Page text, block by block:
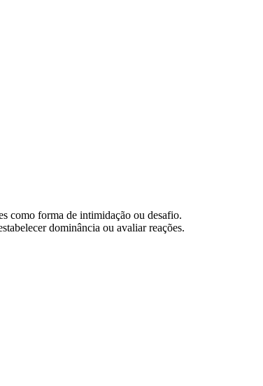
como forma de intimidação ou desafio.
dominância ou avaliar reações.